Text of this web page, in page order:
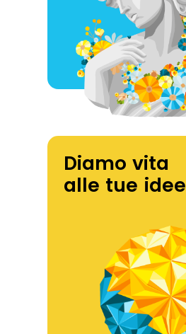
Diamo vita
alle tue idee